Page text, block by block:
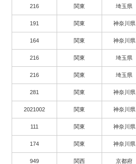
216 関東 埼玉県
191 関東 神奈川県
164 関東 神奈川県
216 関東 埼玉県
216 関東 埼玉県
281 関東 神奈川県
2021002 関東 神奈川県
111 関東 神奈川県
174 関東 神奈川県
949 関西 京都府